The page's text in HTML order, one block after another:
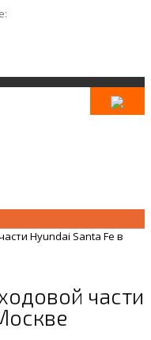
Hyundai Santa Fe в
части